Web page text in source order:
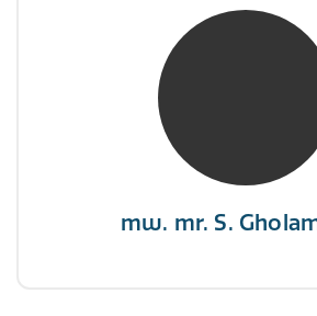
mw. mr. S.
mw. mr. S.
NIVRE Register-
“Als je de richting van de
veranderen, verander dan de